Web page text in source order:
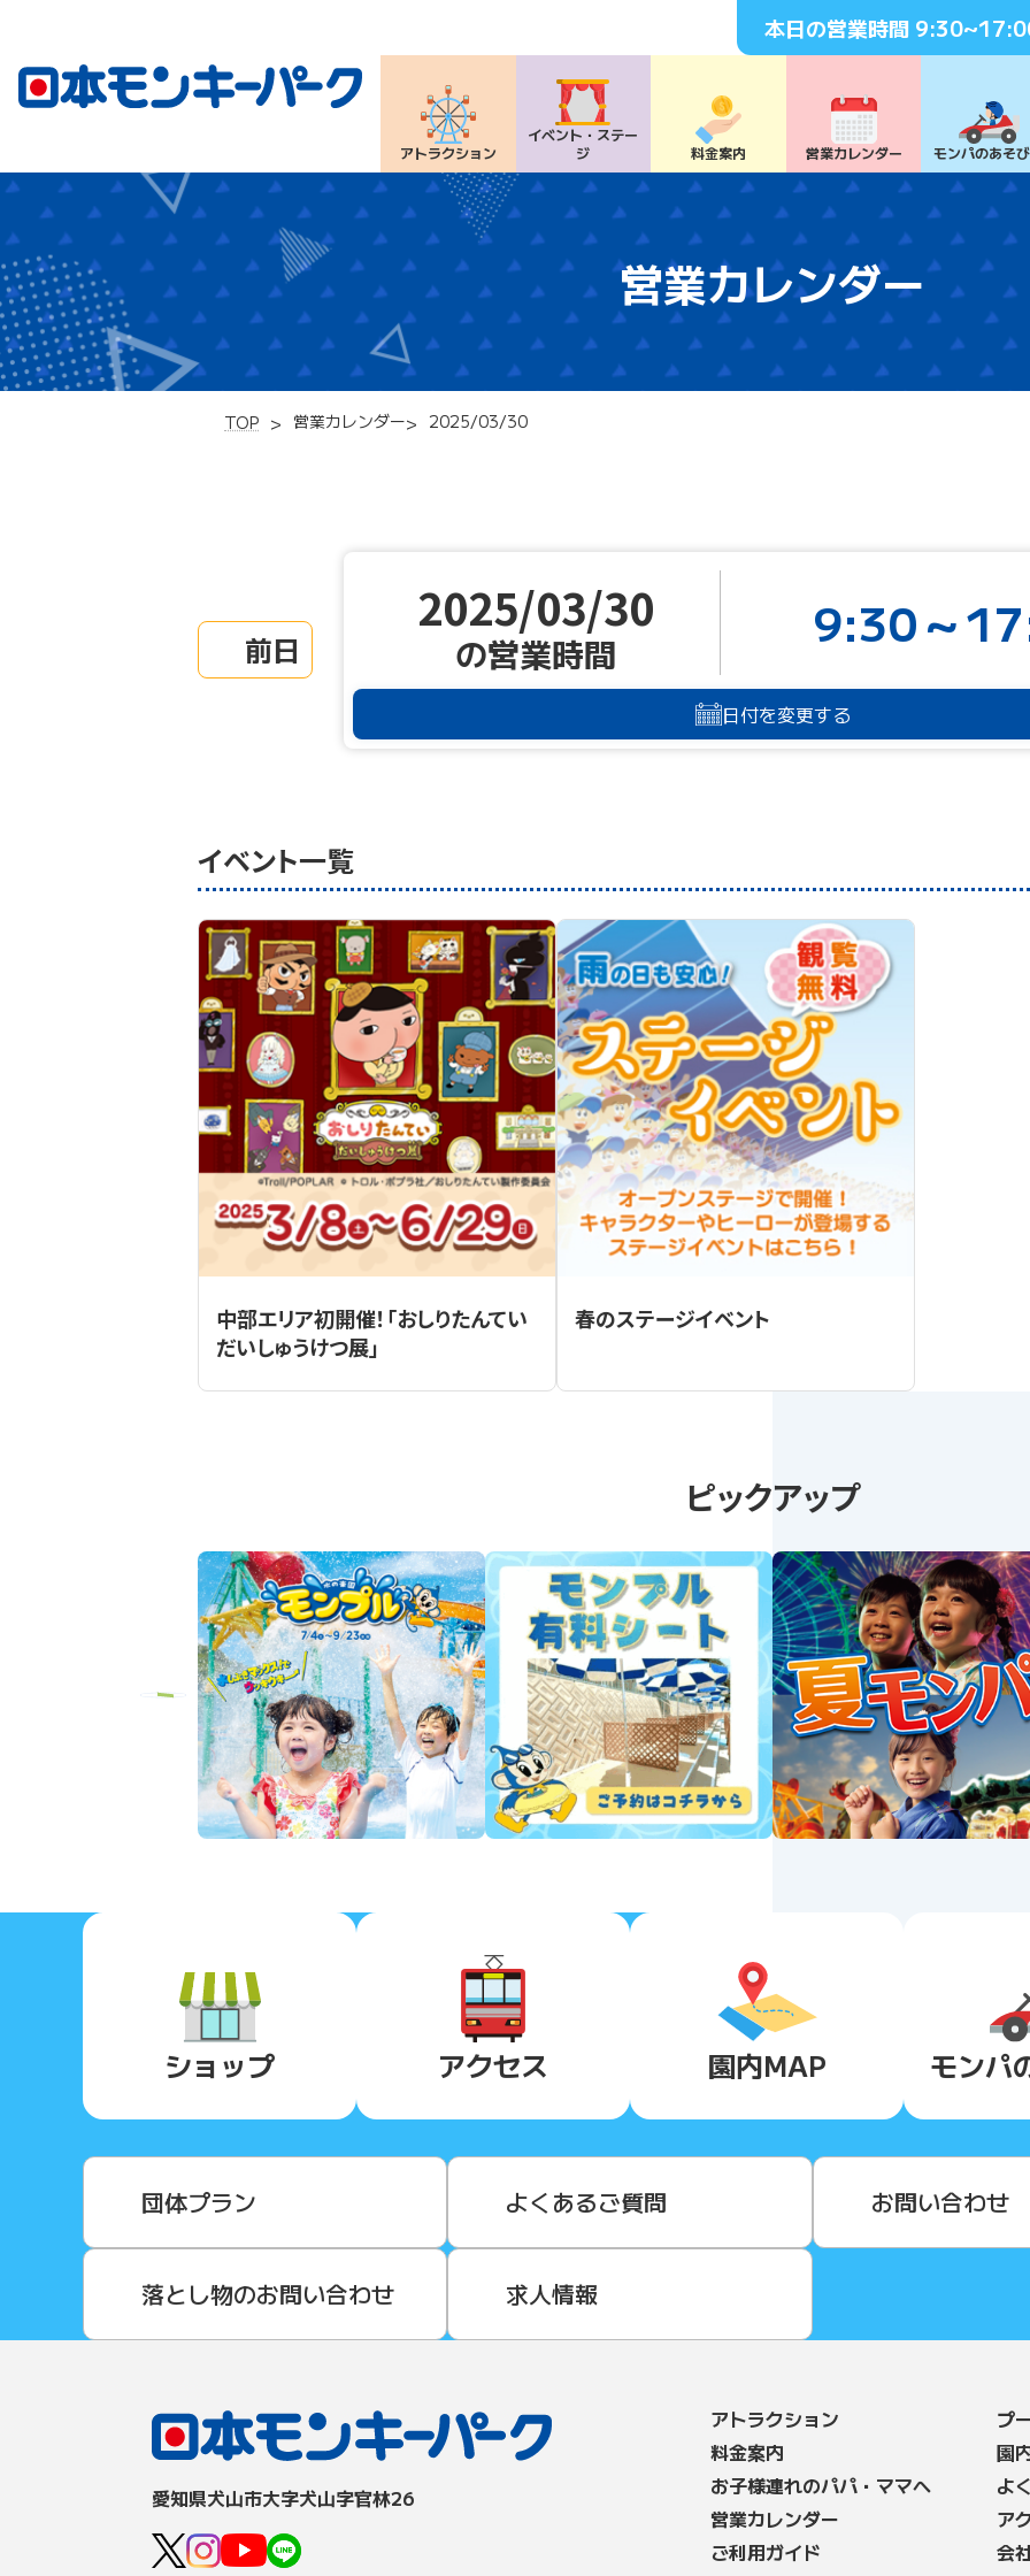
本日の営業時間
アトラクション
イベント・ ステー
ジ
料⾦案内 営業カレンダー モンパのあそ
営業カレンダー
TOP 営業カレンダー 2025/03/30
前日
2025/03/30
の営業時間 9:30～
日付を変更する
イベント一覧
中部エリア初開催！「おしりたんてい
だいしゅうけつ展」
春のステージイベント
ピックアップ
Previous
ショップ アクセス 園内MAP モンパ
団体プラン よくあるご質問 お問い合わせ
落とし物のお問い合わせ 求人情報
愛知県⽝⼭市⼤字⽝⼭字官林26
アトラクション
料⾦案内
お子様連れのパパ・ママへ
営業カレンダー
ご利用ガイド
プ
園
よ
ア
会